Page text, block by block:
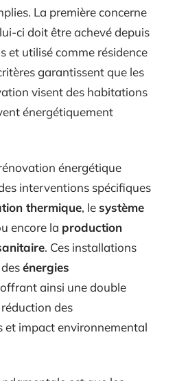
La première concerne
ci doit être achevé depuis
et utilisé comme résidence
garantissent que les
visent des habitations
énergétiquement
énergétique
interventions spécifiques
thermique, lesystème
encore la production
. Ces installations
énergies
ainsi une double
des
et impact environnemental